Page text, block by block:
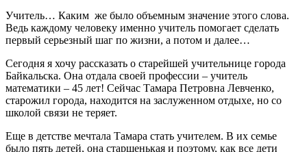
Учитель… Каким же было объемным значение этого слова.
Ведь каждому человеку именно учитель помогает сделать
первый серьезный шаг по жизни, а потом и далее…
Сегодня я хочу рассказать о старейшей учительнице города
Байкальска. Она отдала своей профессии – учитель
математики – 45 лет! Сейчас Тамара Петровна Левченко,
старожил города, находится на заслуженном отдыхе, но со
школой связи не теряет.
Еще в детстве мечтала Тамара стать учителем. В их семье
было пять детей, она старшенькая и поэтому, как все дети